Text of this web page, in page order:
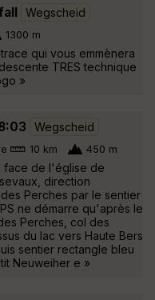
Wegscheid
1300 m
qui vous emmènera
TRES technique
»
Wegscheid
10 km 450 m
face de l'église de
direction
Perches par le sentier
ne démarre qu'après le
Perches, col des
du lac vers Haute Bers
sentier rectangle bleu
Neuweiher e »